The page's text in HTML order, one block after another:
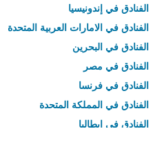
الفنادق في إندونيسيا
الفنادق في الامارات العربية المتحدة
الفنادق في البحرين
الفنادق في مصر
الفنادق في فرنسا
الفنادق في المملكة المتحدة
الفنادق في إيطاليا